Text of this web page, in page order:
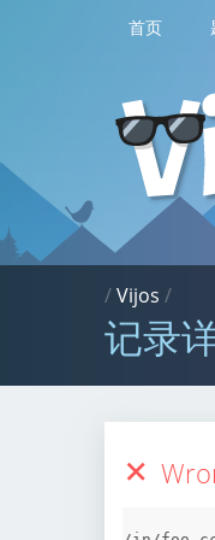
首页
/Vijos /
记录